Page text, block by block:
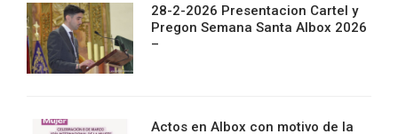
28-2-2026 Presentacion Cartel y
Pregon Semana Santa Albox 2026
–
Actos en Albox con motivo de la